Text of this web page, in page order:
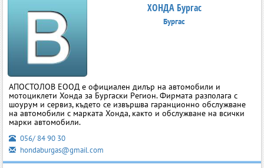
ХОНДА Бургас
Бургас
АПОСТОЛОВ ЕООД е официален дилър на автомобили и
мотоциклети Хонда за Бургаски Регион. Фирмата разполага с
шоурум и сервиз, където се извършва гаранционно обслужване
на автомобили с марката Хонда, както и обслужване на всички
марки автомобили.
056/ 84 90 30
hondaburgas@gmail.com